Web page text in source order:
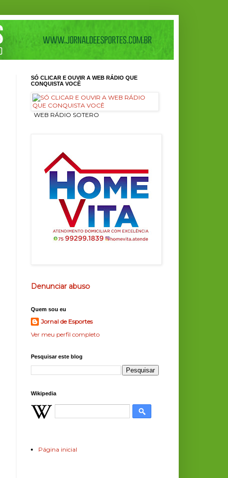
SÓ CLICAR E OUVIR A WEB RÁDIO QUE
CONQUISTA VOCÊ
ㅤ WEB RÁDIO SOTERO
Denunciar abuso
Quem sou eu
Jornal de Esportes
Ver meu perfil completo
Pesquisar este blog
Wikipedia
Página inicial